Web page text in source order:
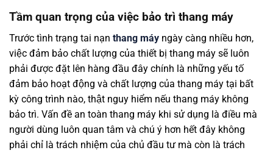
Tầm quan trọng của việc bảo trì thang máy
Trước tình trạng tai nạn thang máy ngày càng nhiều hơn,
việc đảm bảo chất lượng của thiết bị thang máy sẽ luôn
phải được đặt lên hàng đầu đây chính là những yếu tố
đảm bảo hoạt động và chất lượng của thang máy tại bất
kỳ công trình nào, thật nguy hiểm nếu thang máy không
bảo trì. Vấn đề an toàn thang máy khi sử dụng là điều mà
người dùng luôn quan tâm và chú ý hơn hết đây không
phải chỉ là trách nhiệm của chủ đầu tư mà còn là trách